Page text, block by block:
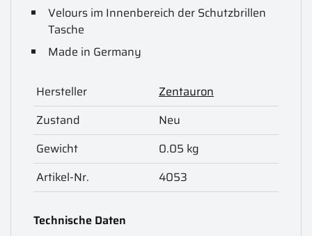
Velours im Innenbereich der Schutzbrillen
Tasche
Made in Germany
Hersteller
Zentauron
Zustand
Neu
Gewicht
0.05 kg
Artikel-Nr.
4053
Technische Daten